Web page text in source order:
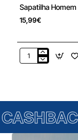
Sapatilha Homem
15,99€
Sapatilha
%